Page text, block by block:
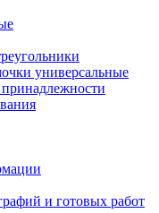
универсальные
и готовых работ